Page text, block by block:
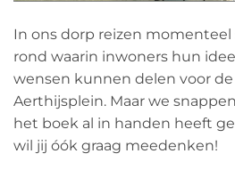
In ons dorp reizen momenteel
rond waarin inwoners hun
wensen kunnen delen voor
Aerthijsplein. Maar we
het boek al in handen heeft
wil jij óók graag meedenken!